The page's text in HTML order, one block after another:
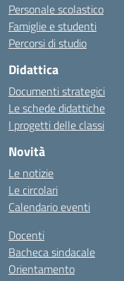
Personale scolastico
Famiglie e studenti
Percorsi di studio
Didattica
Documenti strategici
Le schede didattiche
I progetti delle classi
Novità
Le notizie
Le circolari
Calendario eventi
Docenti
Bacheca sindacale
Orientamento